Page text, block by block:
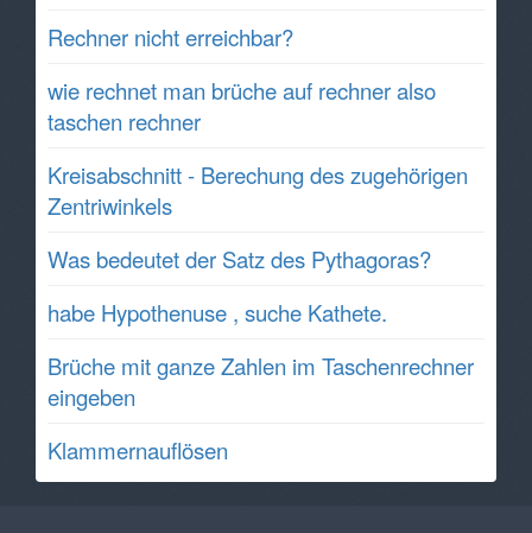
Rechner nicht erreichbar?
wie rechnet man brüche auf rechner also
taschen rechner
Kreisabschnitt - Berechung des zugehörigen
Zentriwinkels
Was bedeutet der Satz des Pythagoras?
habe Hypothenuse , suche Kathete.
Brüche mit ganze Zahlen im Taschenrechner
eingeben
Klammernauflösen